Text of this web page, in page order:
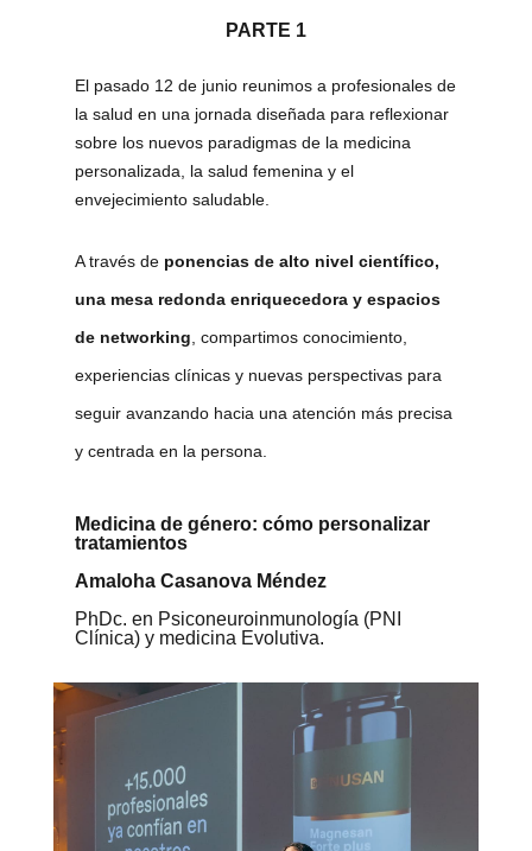
PARTE 1
El pasado 12 de junio reunimos a profesionales de
la salud en una jornada diseñada para reflexionar
sobre los nuevos paradigmas de la medicina
personalizada, la salud femenina y el
envejecimiento saludable.
A través de ponencias de alto nivel científico,
una mesa redonda enriquecedora y espacios
de networking , compartimos conocimiento,
experiencias clínicas y nuevas perspectivas para
seguir avanzando hacia una atención más precisa
y centrada en la persona.
Medicina de género: cómo personalizar
tratamientos
Amaloha Casanova Méndez
PhDc. en Psiconeuroinmunología (PNI
Clínica) y medicina Evolutiva.